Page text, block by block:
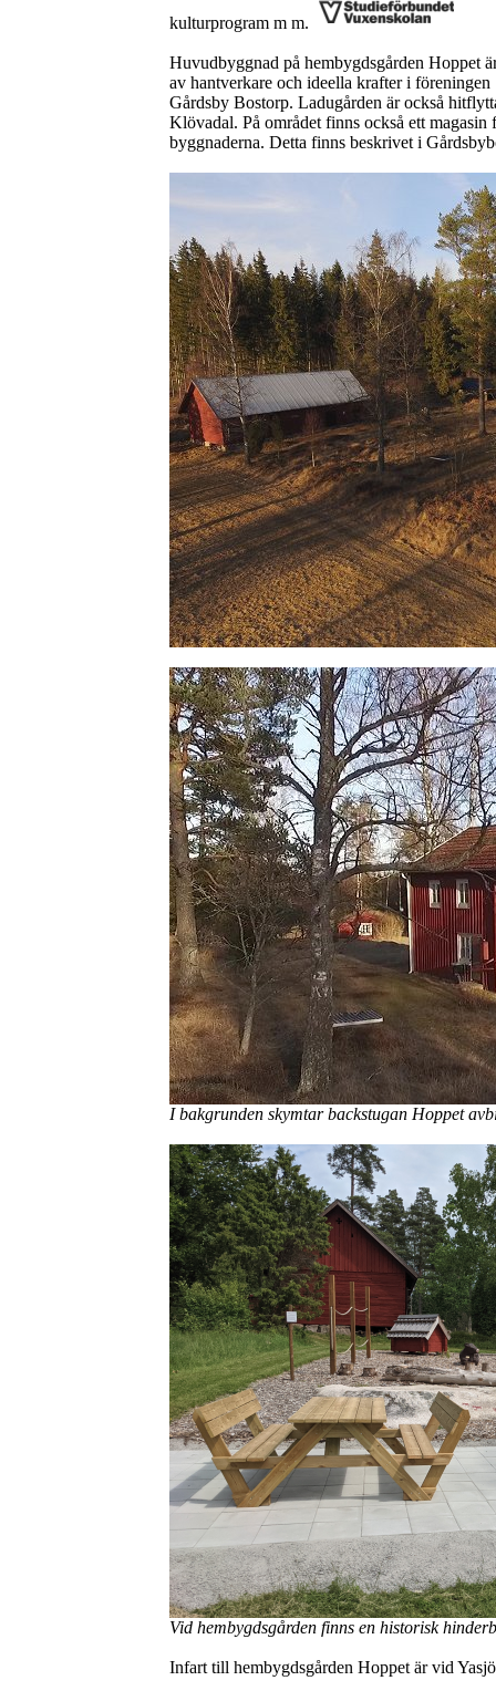
kulturprogram m m.
Huvudbyggnad på hembygdsgården Hoppet
av hantverkare och ideella krafter i
Gårdsby Bostorp. Ladugården är också
Klövadal. På området finns också ett
byggnaderna. Detta finns beskrivet i
I bakgrunden skymtar backstugan Hoppet
Vid hembygdsgården finns en historisk
Infart till hembygdsgården Hoppet är vid